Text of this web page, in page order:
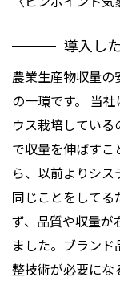
導入し
農業生産物収量
の一環です。 当
ウス栽培してい
で収量を伸ばす
ら、以前よりシ
同じことをして
ず、品質や収量が
ました。ブラン
整技術が必要にな